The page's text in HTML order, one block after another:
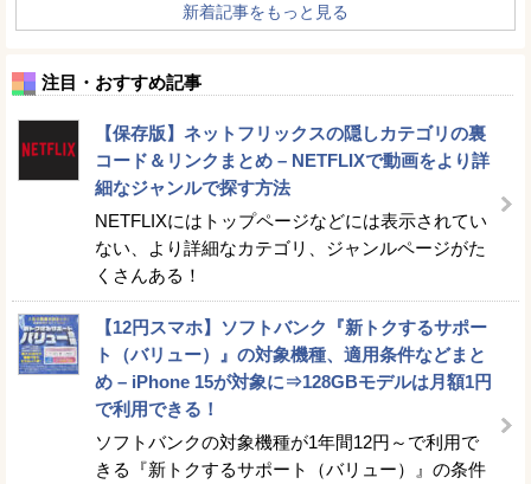
新着記事をもっと見る
注目・おすすめ記事
【保存版】ネットフリックスの隠しカテゴリの裏
コード＆リンクまとめ – NETFLIXで動画をより詳
細なジャンルで探す方法
NETFLIXにはトップページなどには表示されてい
ない、より詳細なカテゴリ、ジャンルページがた
くさんある！
【12円スマホ】ソフトバンク『新トクするサポー
ト（バリュー）』の対象機種、適用条件などまと
め – iPhone 15が対象に⇒128GBモデルは月額1円
で利用できる！
ソフトバンクの対象機種が1年間12円～で利用で
きる『新トクするサポート（バリュー）』の条件